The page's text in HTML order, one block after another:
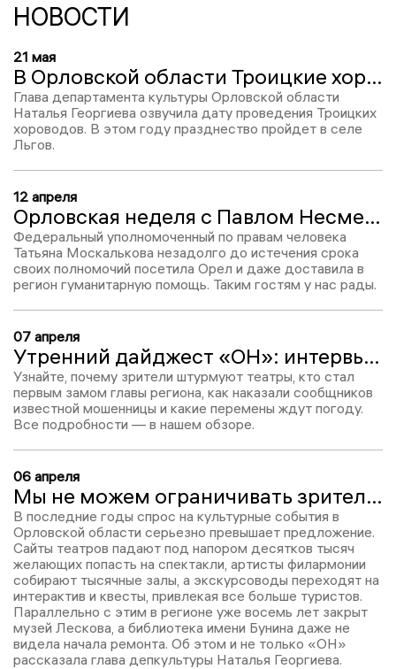
НОВОСТИ
21 мая
В Орловской области Троицкие хороводы проведут уже в конце мая
Глава департамента культуры Орловской области
Наталья Георгиева озвучила дату проведения Троицких
хороводов. В этом году празднество пройдет в селе
Льгов.
12 апреля
Орловская неделя с Павлом Несмеловым: будущие депутаты Госдумы, действующие арестанты и вечные неудобства
Федеральный уполномоченный по правам человека
Татьяна Москалькова незадолго до истечения срока
своих полномочий посетила Орел и даже доставила в
регион гуманитарную помощь. Таким гостям у нас рады.
07 апреля
Утренний дайджест «ОН»: интервью с Георгиевой и назначение Родштейн
Узнайте, почему зрители штурмуют театры, кто стал
первым замом главы региона, как наказали сообщников
известной мошенницы и какие перемены ждут погоду.
Все подробности — в нашем обзоре.
06 апреля
Мы не можем ограничивать зрителя: Наталья Георгиева об ажиотаже в театрах, конфликте в ТЮЗе и концертном зале мечты
В последние годы спрос на культурные события в
Орловской области серьезно превышает предложение.
Сайты театров падают под напором десятков тысяч
желающих попасть на спектакли, артисты филармонии
собирают тысячные залы, а экскурсоводы переходят на
интерактив и квесты, привлекая все больше туристов.
Параллельно с этим в регионе уже восемь лет закрыт
музей Лескова, а библиотека имени Бунина даже не
видела начала ремонта. Об этом и не только «ОН»
рассказала глава депкультуры Наталья Георгиева.